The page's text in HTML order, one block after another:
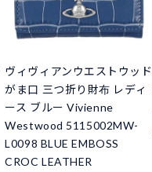
ヴィヴィアンウエストウッド
がま口 三つ折り財布 レディ
ース ブルー Vivienne
Westwood 5115002MW-
L0098 BLUE EMBOSS
CROC LEATHER